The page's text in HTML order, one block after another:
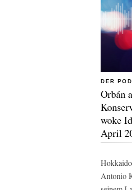
DER
Orbán
woke
April
Antonio